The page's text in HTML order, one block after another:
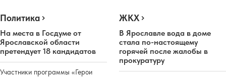
Политика
На места в Госдуме от
Ярославской области
претендует 18 кандидатов
Участники программы «Герои
ЖКХ
В Ярославле вода в доме
стала по-настоящему
горячей после жалобы в
прокуратуру